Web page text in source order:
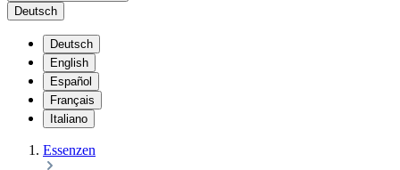
Deutsch
Deutsch
English
Español
Français
Italiano
Essenzen